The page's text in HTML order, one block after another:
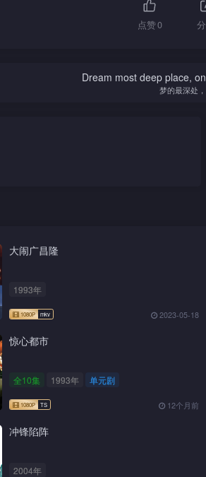
点赞0
Dream most deep place,
梦的最深处
大闹广昌隆
1993年
2023-05-18
惊心都市
全10集 1993年 单元剧
12个月前
冲锋陷阵
2004年